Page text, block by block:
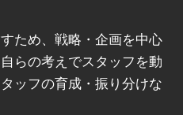
ため、戦略・企画を中心
らの考えでスタッフを動
ッフの育成・振り分けな